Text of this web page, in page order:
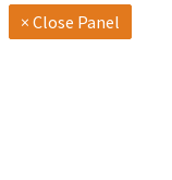
× Close Panel